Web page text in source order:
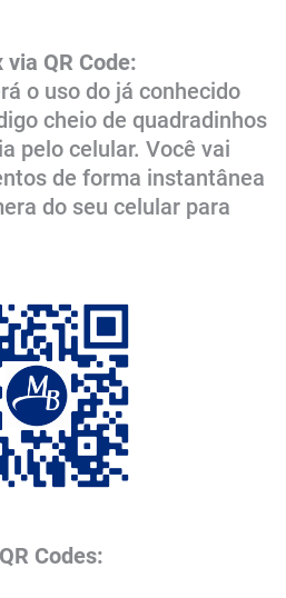
QR Code:
o uso do já conhecido
cheio de quadradinhos
pelo celular. Você vai
de forma instantânea
do seu celular para
Codes: